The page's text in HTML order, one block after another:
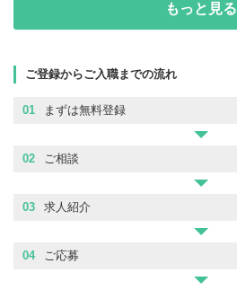
もっと見る
ご登録からご入職までの流れ
01 まずは無料登録
02 ご相談
03 求人紹介
04 ご応募